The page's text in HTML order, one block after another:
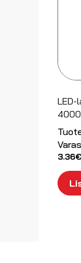
LED-
3.36€